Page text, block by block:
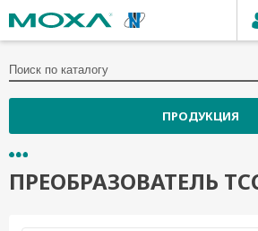
ПРОДУКЦИЯ
ПРЕОБРАЗОВАТЕЛЬ